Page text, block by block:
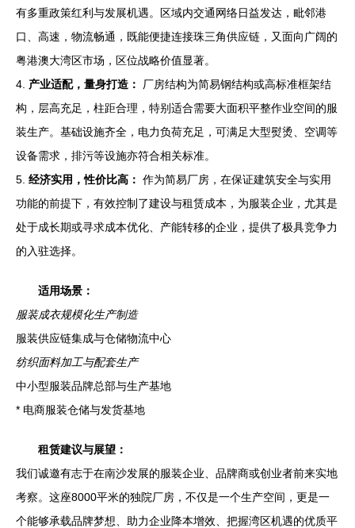
有多重政策红利与发展机遇。区域内交通网络日益发达，毗邻港
口、高速，物流畅通，既能便捷连接珠三角供应链，又面向广阔的
粤港澳大湾区市场，区位战略价值显著。
4. 产业适配，量身打造：
厂房结构为简易钢结构或高标准框架结
构，层高充足，柱距合理，特别适合需要大面积平整作业空间的服
装生产。基础设施齐全，电力负荷充足，可满足大型熨烫、空调等
设备需求，排污等设施亦符合相关标准。
5. 经济实用，性价比高： 作为简易厂房，在保证建筑安全与实用
功能的前提下，有效控制了建设与租赁成本，为服装企业，尤其是
处于成长期或寻求成本优化、产能转移的企业，提供了极具竞争力
的入驻选择。
适用场景：
服装成衣规模化生产制造
服装供应链集成与仓储物流中心
纺织面料加工与配套生产
中小型服装品牌总部与生产基地
* 电商服装仓储与发货基地
租赁建议与展望：
我们诚邀有志于在南沙发展的服装企业、品牌商或创业者前来实地
考察。这座8000平米的独院厂房，不仅是一个生产空间，更是一
个能够承载品牌梦想、助力企业降本增效、把握湾区机遇的优质平